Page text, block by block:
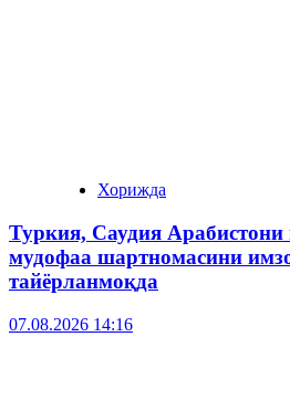
Хорижда
Туркия, Саудия
мудофаа шартномасини
тайёрланмоқда
07.08.2026 14:16